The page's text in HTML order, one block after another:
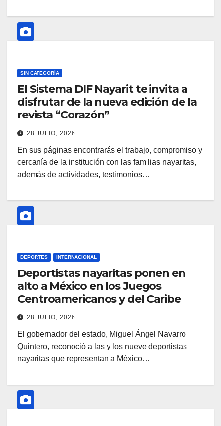
SIN CATEGORÍA
El Sistema DIF Nayarit te invita a
disfrutar de la nueva edición de la
revista “Corazón”
28 JULIO, 2026
En sus páginas encontrarás el trabajo, compromiso y
cercanía de la institución con las familias nayaritas,
además de actividades, testimonios…
DEPORTES INTERNACIONAL
Deportistas nayaritas ponen en
alto a México en los Juegos
Centroamericanos y del Caribe
28 JULIO, 2026
El gobernador del estado, Miguel Ángel Navarro
Quintero, reconoció a las y los nueve deportistas
nayaritas que representan a México…